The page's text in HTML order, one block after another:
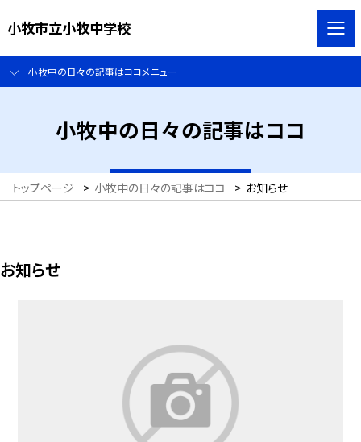
小牧市立小牧中学校
小牧中の日々の記事はココメニュー
小牧中の日々の記事はココ
トップページ > 小牧中の日々の記事はココ > お知らせ
お知らせ